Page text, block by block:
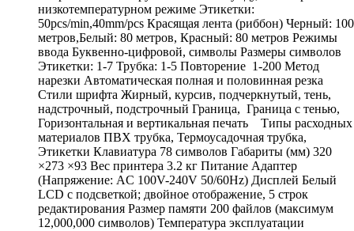
низкотемпературном режиме Этикетки:
50pcs/min,40mm/pcs Красящая лента (риббон) Черный: 100
метров,Белый: 80 метров, Красный: 80 метров Режимы
ввода Буквенно-цифровой, символы Размеры символов
Этикетки: 1-7 Трубка: 1-5 Повторение 1-200 Метод
нарезки Автоматическая полная и половинная резка
Стили шрифта Жирный, курсив, подчеркнутый, тень,
надстрочный, подстрочный Граница, Граница с тенью,
Горизонтальная и вертикальная печать Типы расходных
материалов ПВХ трубка, Термоусадочная трубка,
Этикетки Клавиатура 78 символов Габариты (мм) 320
×273 ×93 Вес принтера 3.2 кг Питание Адаптер
(Напряжение: AC 100V-240V 50/60Hz) Дисплей Белый
LCD с подсветкой; двойное отображение, 5 строк
редактирования Размер памяти 200 файлов (максимум
12,000,000 символов) Температура эксплуатации